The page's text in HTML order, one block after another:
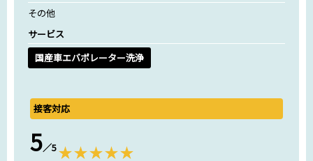
その他
サービス
国産車エバポレーター洗浄
接客対応
5／5